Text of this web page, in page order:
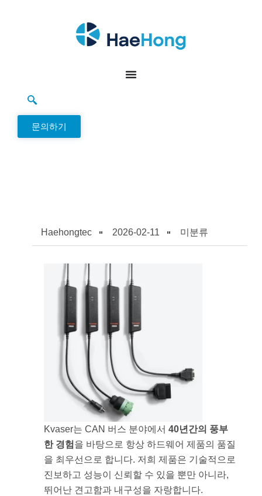
문의하기
Haehongtec 2026-02-11 미분류
Kvaser는 CAN 버스 분야에서 40년간의 풍부
한 경험 을 바탕으로 항상 하드웨어 제품의 품질
을 최우선으로 합니다. 저희 제품은 기술적으로
진보하고 성능이 신뢰할 수 있을 뿐만 아니라,
뛰어난 견고함과 내구성을 자랑합니다.